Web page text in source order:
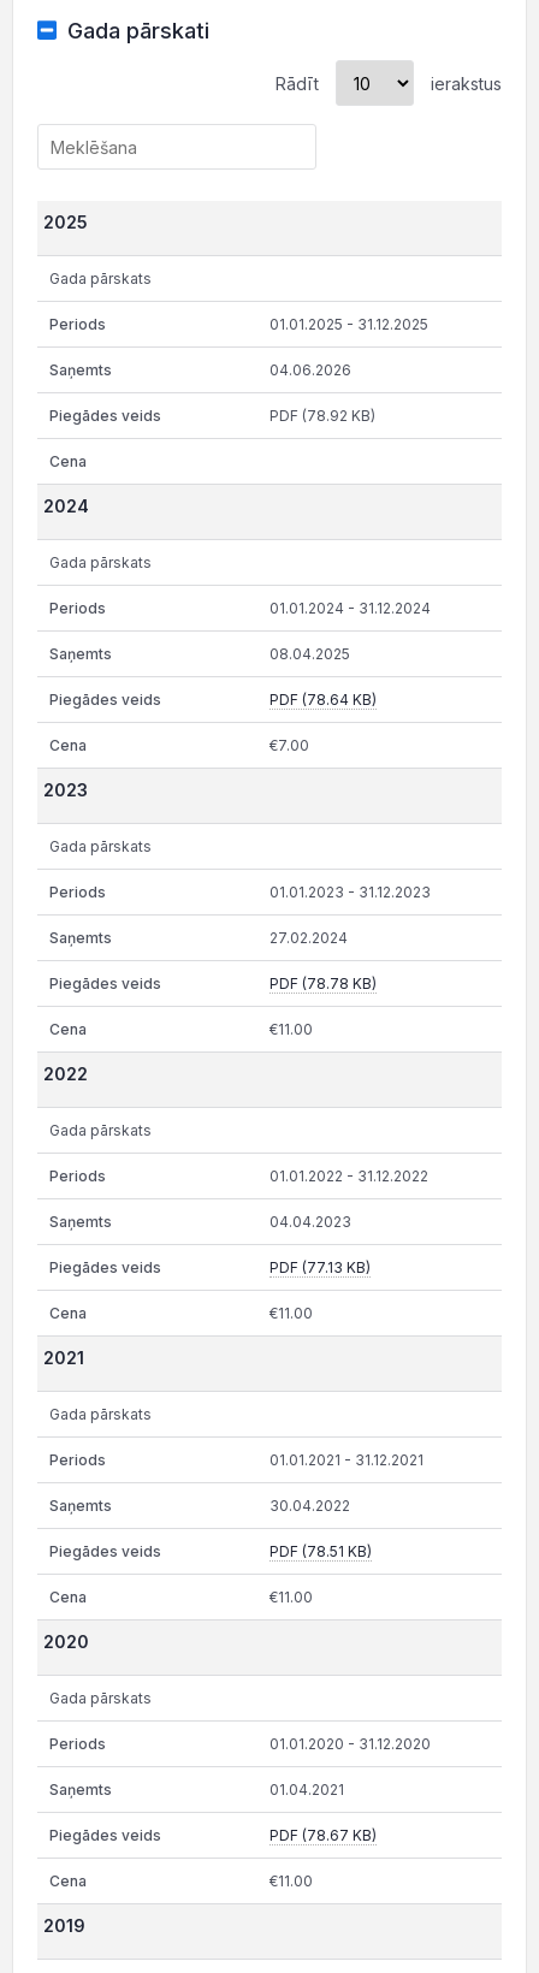
Gada pārskati
Rādīt ierakstus
2025
Gada pārskats
01.01.2025 - 31.12.2025
04.06.2026
PDF (78.92 KB)
2024
Gada pārskats
01.01.2024 - 31.12.2024
08.04.2025
PDF (78.64 KB)
€7.00
2023
Gada pārskats
01.01.2023 - 31.12.2023
27.02.2024
PDF (78.78 KB)
€11.00
2022
Gada pārskats
01.01.2022 - 31.12.2022
04.04.2023
PDF (77.13 KB)
€11.00
2021
Gada pārskats
01.01.2021 - 31.12.2021
30.04.2022
PDF (78.51 KB)
€11.00
2020
Gada pārskats
01.01.2020 - 31.12.2020
01.04.2021
PDF (78.67 KB)
€11.00
2019